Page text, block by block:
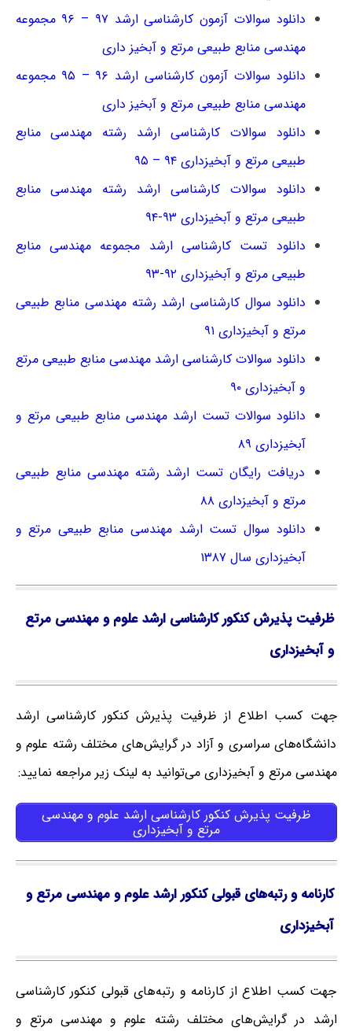
دانلود سوالات آزمون کارشناسی ارشد ۹۷ – ۹۶ مجموعه
مهندسی منابع طبیعی مرتع و آبخیز داری
دانلود سوالات آزمون کارشناسی ارشد ۹۶ – ۹۵ مجموعه
مهندسی منابع طبیعی مرتع و آبخیز داری
دانلود سوالات کارشناسی ارشد رشته مهندسی منابع
طبیعی مرتع و آبخیزداری ۹۴ – ۹۵
دانلود سوالات کارشناسی ارشد رشته مهندسی منابع
طبیعی مرتع و آبخیزداری ۹۳-۹۴
دانلود تست کارشناسی ارشد مجموعه مهندسی منابع
طبیعی مرتع و آبخیزداری ۹۲-۹۳
دانلود سوال کارشناسی ارشد رشته مهندسی منابع طبیعی
مرتع و آبخیزداری ۹۱
دانلود سوالات کارشناسی ارشد مهندسی منابع طبیعی مرتع
و آبخیزداری ۹۰
دانلود سوالات تست ارشد مهندسی منابع طبیعی مرتع و
آبخیزداری ۸۹
دریافت رایگان تست ارشد رشته مهندسی منابع طبیعی
مرتع و آبخیزداری ۸۸
دانلود سوال تست ارشد مهندسی منابع طبیعی مرتع و
آبخیزداری سال ۱۳۸۷
ظرفیت پذیرش کنکور کارشناسی ارشد علوم و مهندسی مرتع
و آبخیزداری
جهت کسب اطلاع از ظرفیت پذیرش کنکور کارشناسی ارشد
دانشگاه‌های سراسری و آزاد در گرایش‌های مختلف رشته علوم و
مهندسی مرتع و آبخیزداری می‌توانید به لینک زیر مراجعه نمایید:
ظرفیت پذیرش کنکور کارشناسی ارشد علوم و مهندسی
مرتع و آبخیزداری
کارنامه و رتبه‌های قبولی کنکور ارشد علوم و مهندسی مرتع و
آبخیزداری
جهت کسب اطلاع از کارنامه و رتبه‌های قبولی کنکور کارشناسی
ارشد در گرایش‌های مختلف رشته علوم و مهندسی مرتع و